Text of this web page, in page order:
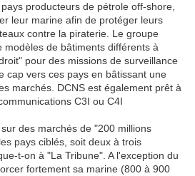
producteurs de pétrole off-shore,
leur marine afin de protéger leurs
contre la piraterie. Le groupe
modèles de bâtiments différents à
pour des missions de surveillance
cap vers ces pays en bâtissant une
marchés. DCNS est également prêt à
C3I ou C4I
des marchés de "200 millions
pays ciblés, soit deux à trois
t-on à "La Tribune". A l'exception du
fortement sa marine (800 à 900